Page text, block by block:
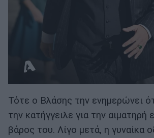
Τότε ο Βλάσης την ενημερώνει
την κατήγγειλε για την αιματηρή
βάρος του. Λίγο μετά, η γυναίκα